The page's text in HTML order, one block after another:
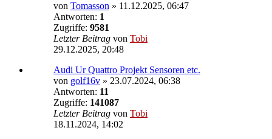
von Tomasson » 11.12.2025, 06:47
Antworten: 1
Zugriffe: 9581
Letzter Beitrag von Tobi
29.12.2025, 20:48
Audi Ur Quattro Projekt Sensoren etc.
von golf16v » 23.07.2024, 06:38
Antworten: 11
Zugriffe: 141087
Letzter Beitrag von Tobi
18.11.2024, 14:02